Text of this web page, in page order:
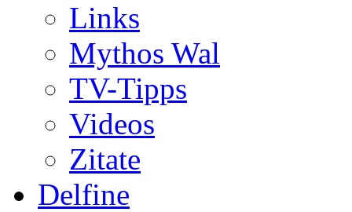
Links
Mythos Wal
TV-Tipps
Videos
Zitate
Delfine